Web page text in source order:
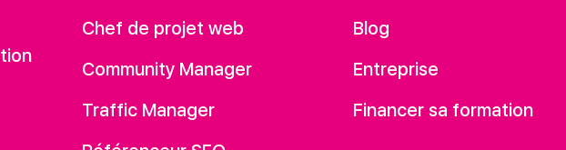
Chef de projet web
Community Manager
Traffic Manager
Blog
Entreprise
Financer sa formation